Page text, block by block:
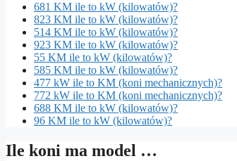
681 KM ile to kW (kilowatów)?
823 KM ile to kW (kilowatów)?
514 KM ile to kW (kilowatów)?
923 KM ile to kW (kilowatów)?
55 KM ile to kW (kilowatów)?
585 KM ile to kW (kilowatów)?
477 kW ile to KM (koni mechanicznych)?
772 kW ile to KM (koni mechanicznych)?
688 KM ile to kW (kilowatów)?
96 KM ile to kW (kilowatów)?
Ile koni ma model …